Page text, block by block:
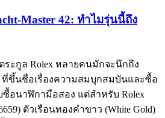
Master 42: ทำไมรุ่นนี้ถึง
ะกูล Rolex หลายคนมักจะนึกถึง
ที่ขึ้นชื่อเรื่องความสมบุกสมบันและซื้อ
อนาฬิกามือสอง แต่สำหรับ Rolex
ตัวเรือนทองคำขาว (White Gold)